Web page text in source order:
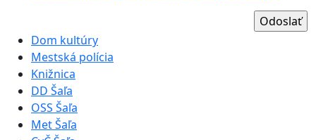
Dom kultúry
Mestská polícia
Knižnica
DD Šaľa
OSS Šaľa
Met Šaľa